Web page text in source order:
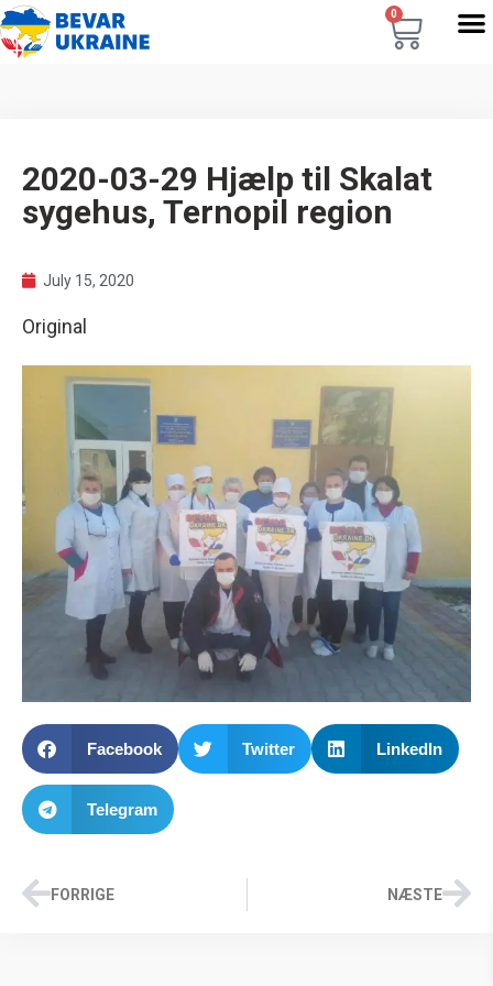
0
2020-03-29 Hjælp til Skalat
sygehus, Ternopil region
July 15, 2020
Original
Facebook Twitter LinkedIn
Telegram
FORRIGE NÆSTE